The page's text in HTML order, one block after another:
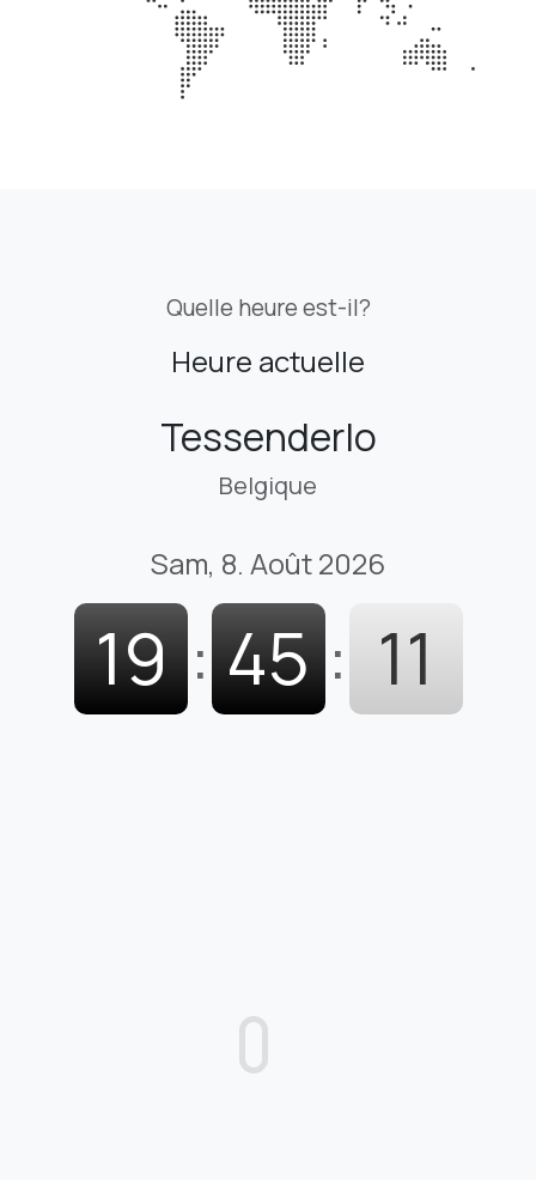
Quelle heure est-il?
Heure actuelle
Tessenderlo
Belgique
Sam, 8. Août 2026
19 : 45 : 12